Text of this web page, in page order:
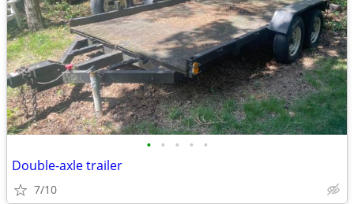
• • • • •
Double-axle trailer
7/10